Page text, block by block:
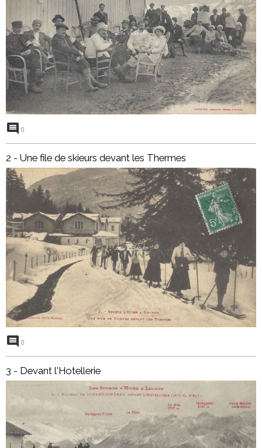
0
2 - Une file de skieurs devant les Thermes
0
3 - Devant l'Hotellerie